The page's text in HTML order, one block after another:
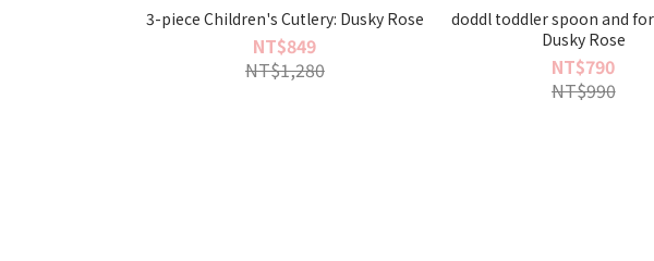
3-piece Children's Cutlery: Dusky Rose
NT$849
NT$1,280
doddl toddler spoon and
Dusky Rose
NT$790
NT$990